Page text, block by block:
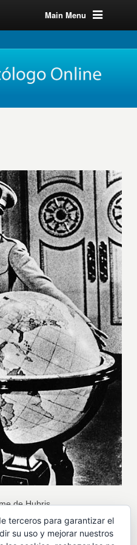
Main Menu
de Hubris
terceros para garantizar el
su uso y mejorar nuestros